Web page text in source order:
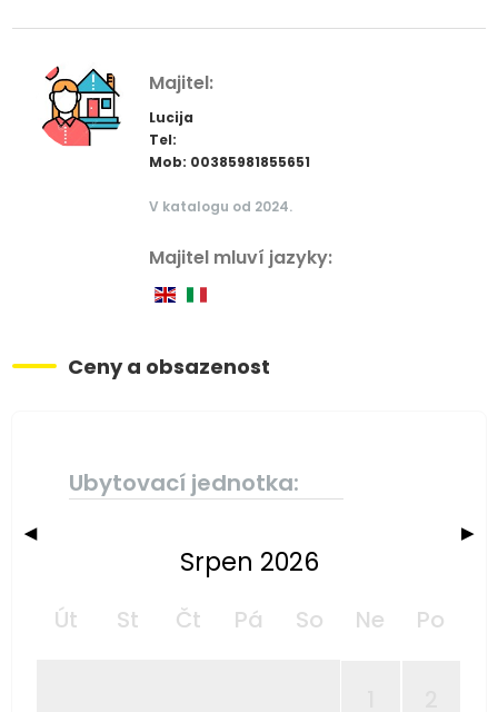
Majitel:
Lucija
Tel:
Mob: 00385981855651
V katalogu od 2024.
Majitel mluví jazyky:
Ceny a obsazenost
Ubytovací jednotka:
◀ ▶
Srpen 2026
Út St Čt Pá So Ne Po